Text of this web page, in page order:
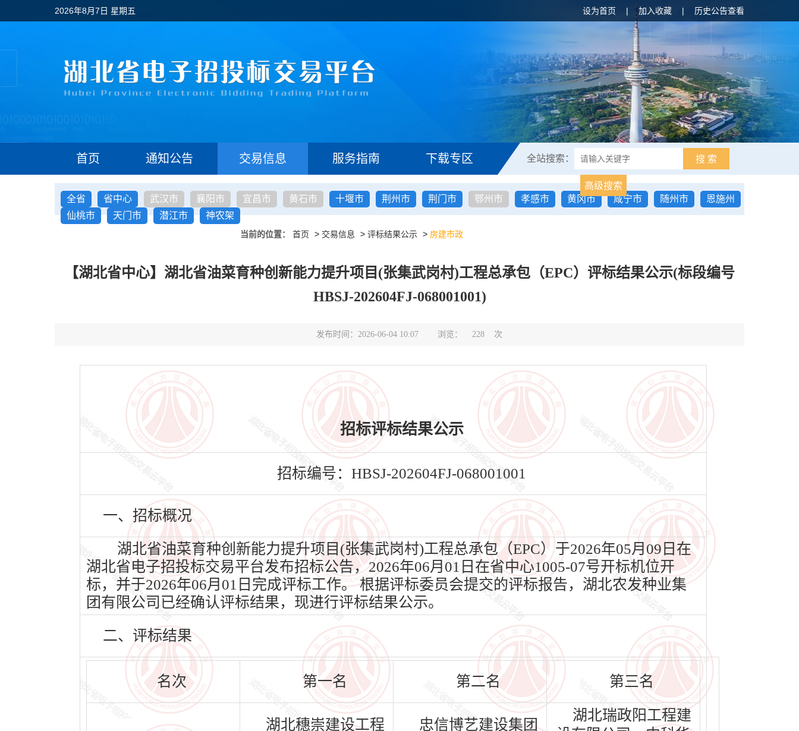
2026年8月7日 星期五 设为首页 | 加入收藏 | 历史公告查看
首页 通知公告 交易信息 服务指南 下载专区 全站搜索： 搜 索
高级搜索
全省
省中心 武汉市 襄阳市 宜昌市 黄石市 十堰市 荆州市 荆门市 鄂州市 孝感市 黄冈市 咸宁市 随州市
恩施州
仙桃市
天门市 潜江市 神农架
当前的位置： 首页 > 交易信息 > 评标结果公示 > 房建市政
【湖北省中心】湖北省油菜育种创新能力提升项目(张集武岗村)工程总承包（EPC）评标结果公示(标段编号
HBSJ-202604FJ-068001001)
发布时间：2026-06-04 10:07 浏览： 228 次
招标评标结果公示
招标编号：HBSJ-202604FJ-068001001
一、招标概况
湖北省油菜育种创新能力提升项目(张集武岗村)工程总承包（EPC）于2026年05月09日在
湖北省电子招投标交易平台发布招标公告，2026年06月01日在省中心1005-07号开标机位开
标，并于2026年06月01日完成评标工作。 根据评标委员会提交的评标报告，湖北农发种业集
团有限公司已经确认评标结果，现进行评标结果公示。
二、评标结果
名次 第一名 第二名 第三名
湖北穗崇建设工程
忠信博艺建设集团
湖北瑞政阳工程建